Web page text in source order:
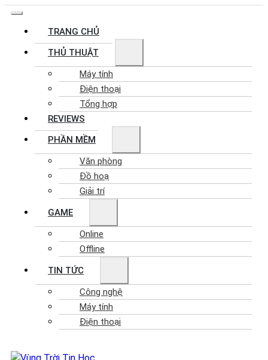
TRANG CHỦ
THỦ THUẬT
Máy tính
Điện thoại
Tổng hợp
REVIEWS
PHẦN MỀM
Văn phòng
Đồ hoạ
Giải trí
GAME
Online
Offline
TIN TỨC
Công nghệ
Máy tính
Điện thoại